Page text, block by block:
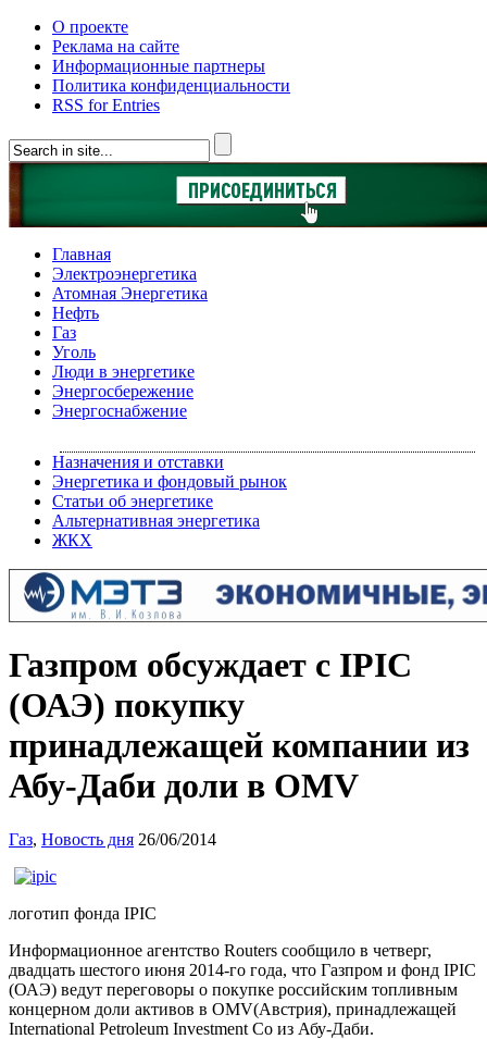
О проекте
Реклама на сайте
Информационные партнеры
Политика конфиденциальности
RSS for Entries
Главная
Электроэнергетика
Атомная Энергетика
Нефть
Газ
Уголь
Люди в энергетике
Энергосбережение
Энергоснабжение
Назначения и отставки
Энергетика и фондовый рынок
Статьи об энергетике
Альтернативная энергетика
ЖКХ
Газпром обсуждает с IPIC
(ОАЭ) покупку
принадлежащей компании из
Абу-Даби доли в OMV
Газ, Новость дня 26/06/2014
логотип фонда IPIC
Информационное агентство Routers сообщило в четверг,
двадцать шестого июня 2014-го года, что Газпром и фонд IPIC
(ОАЭ) ведут переговоры о покупке российским топливным
концерном доли активов в OMV(Австрия), принадлежащей
International Petroleum Investment Co из Абу-Даби.